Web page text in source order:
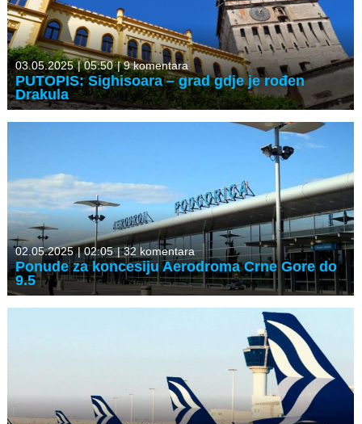
03.05.2025 |05:50 |9 komentara
PUTOPIS: Sighisoara – grad gdje je rođen
Drakula
02.05.2025 |02:05 |32 komentara
Ponude za koncesiju Aerodroma Crne Gore do
9.5